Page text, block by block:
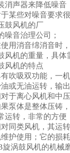
消声器来降低噪
某些对噪音要求
鼓风机的厂
噪音治理公司；
使用消音绵消音时
风机的重量，具体
鼓风机的特
有吹吸双功能，
油或无油运转，
对于离心风机和中
泵体是整体压铸
运转，非常的方
对同类风机，其
维护使用；它的
旋涡鼓风机的机械